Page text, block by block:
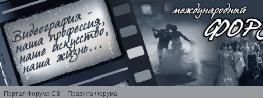
Портал Форума СВ Правила Форума